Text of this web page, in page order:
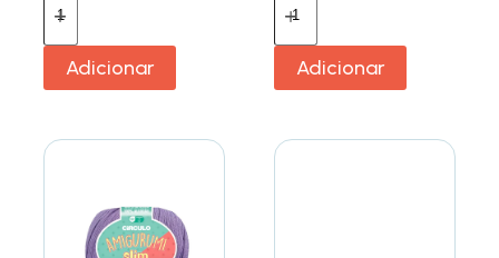
Adicionar Adicionar